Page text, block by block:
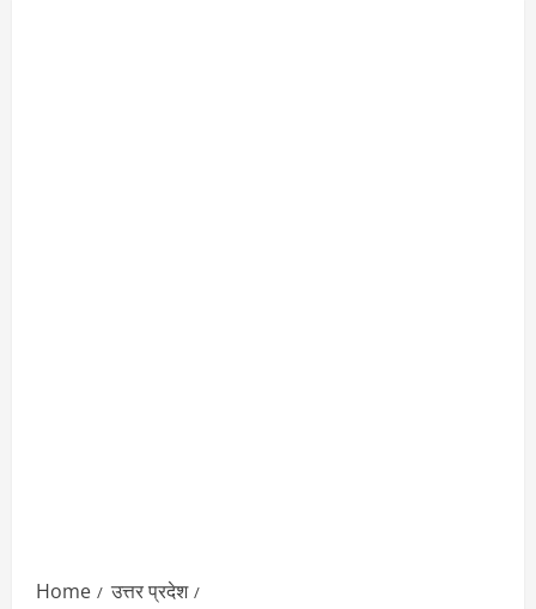
Home
उत्तर प्रदेश